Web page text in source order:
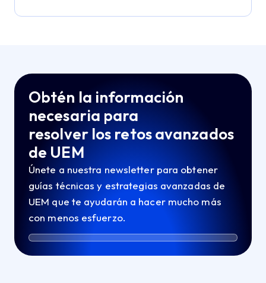
Obtén la información
necesaria para
resolver los retos avanzados
de UEM
Únete a nuestra newsletter para obtener
guías técnicas y estrategias avanzadas de
UEM que te ayudarán a hacer mucho más
con menos esfuerzo.